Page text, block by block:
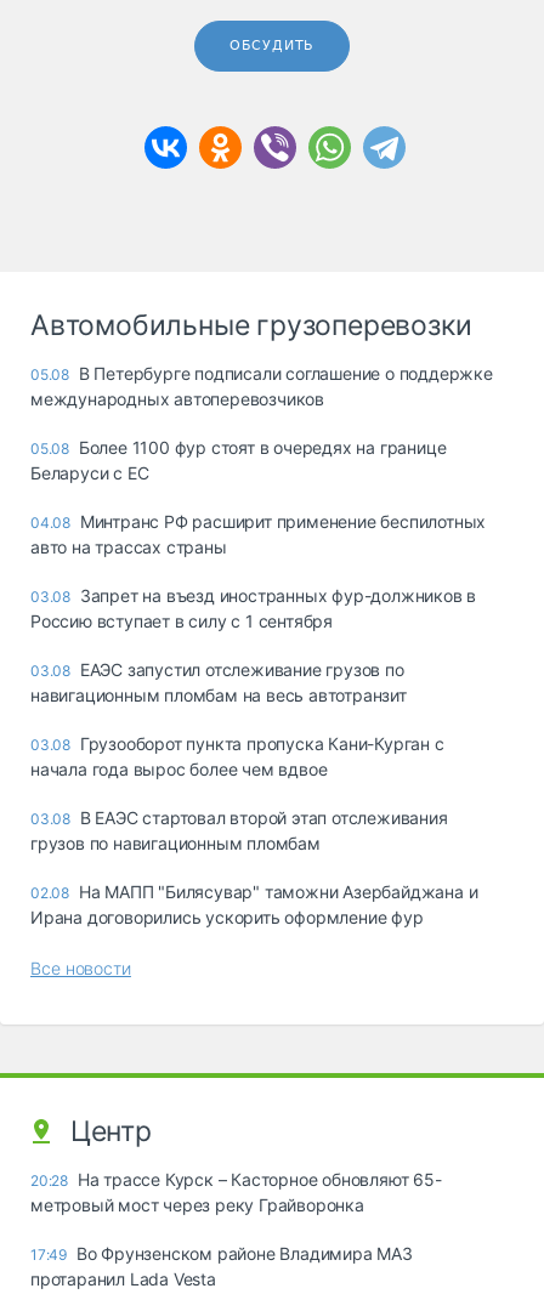
ОБСУДИТЬ
Автомобильные грузоперевозки
05.08 В Петербурге подписали соглашение о поддержке
международных автоперевозчиков
05.08 Более 1100 фур стоят в очередях на границе
Беларуси с ЕС
04.08 Минтранс РФ расширит применение беспилотных
авто на трассах страны
03.08 Запрет на въезд иностранных фур-должников в
Россию вступает в силу с 1 сентября
03.08 ЕАЭС запустил отслеживание грузов по
навигационным пломбам на весь автотранзит
03.08 Грузооборот пункта пропуска Кани-Курган с
начала года вырос более чем вдвое
03.08 В ЕАЭС стартовал второй этап отслеживания
грузов по навигационным пломбам
02.08 На МАПП "Билясувар" таможни Азербайджана и
Ирана договорились ускорить оформление фур
Все новости
Центр
20:28 На трассе Курск – Касторное обновляют 65-
метровый мост через реку Грайворонка
17:49 Во Фрунзенском районе Владимира МАЗ
протаранил Lada Vesta